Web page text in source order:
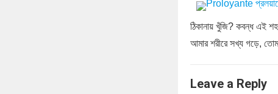
ঠিকানায় খুঁজি? কবন্ধ এই
আমার শরীরে সখ্য গড়ে,
Leave a Reply